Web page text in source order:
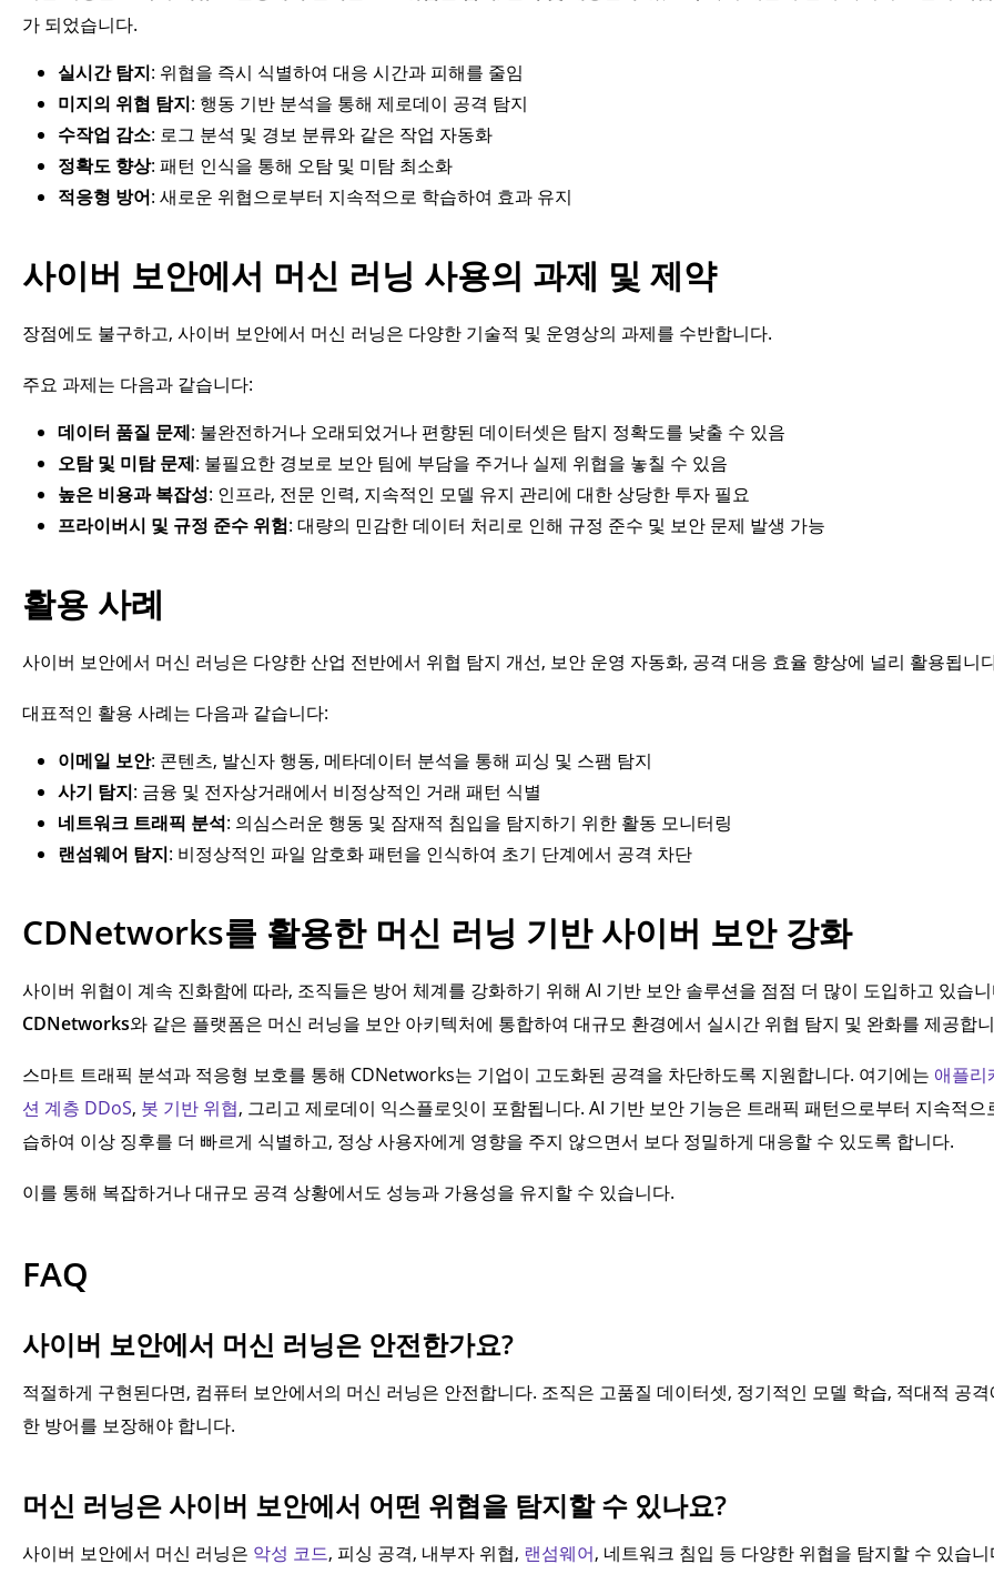
가 되었습니다.
실시간 탐지: 위협을 즉시 식별하여 대응 시간과 피해를 줄임
미지의 위협 탐지: 행동 기반 분석을 통해 제로데이 공격 탐지
수작업 감소: 로그 분석 및 경보 분류와 같은 작업 자동화
정확도 향상: 패턴 인식을 통해 오탐 및 미탐 최소화
적응형 방어: 새로운 위협으로부터 지속적으로 학습하여 효과 유지
사이버 보안에서 머신 러닝 사용의 과제 및 제약
장점에도 불구하고, 사이버 보안에서 머신 러닝은 다양한 기술적 및 운영상의 과제를 수반합니다.
주요 과제는 다음과 같습니다:
데이터 품질 문제: 불완전하거나 오래되었거나 편향된 데이터셋은 탐지 정확도를 낮출 수 있음
오탐 및 미탐 문제: 불필요한 경보로 보안 팀에 부담을 주거나 실제 위협을 놓칠 수 있음
높은 비용과 복잡성: 인프라, 전문 인력, 지속적인 모델 유지 관리에 대한 상당한 투자 필요
프라이버시 및 규정 준수 위험: 대량의 민감한 데이터 처리로 인해 규정 준수 및 보안 문제 발생 가능
활용 사례
사이버 보안에서 머신 러닝은 다양한 산업 전반에서 위협 탐지 개선, 보안 운영 자동화, 공격 대응 효율 향상에 널리 활용됩니
대표적인 활용 사례는 다음과 같습니다:
이메일 보안: 콘텐츠, 발신자 행동, 메타데이터 분석을 통해 피싱 및 스팸 탐지
사기 탐지: 금융 및 전자상거래에서 비정상적인 거래 패턴 식별
네트워크 트래픽 분석: 의심스러운 행동 및 잠재적 침입을 탐지하기 위한 활동 모니터링
랜섬웨어 탐지: 비정상적인 파일 암호화 패턴을 인식하여 초기 단계에서 공격 차단
CDNetworks를 활용한 머신 러닝 기반 사이버 보안 강화
사이버 위협이 계속 진화함에 따라, 조직들은 방어 체계를 강화하기 위해 AI 기반 보안 솔루션을 점점 더 많이 도입하고 있습
CDNetworks와 같은 플랫폼은 머신 러닝을 보안 아키텍처에 통합하여 대규모 환경에서 실시간 위협 탐지 및 완화를 제공합
스마트 트래픽 분석과 적응형 보호를 통해 CDNetworks는 기업이 고도화된 공격을 차단하도록 지원합니다. 여기에는 애플리
션 계층 DDoS, 봇 기반 위협, 그리고 제로데이 익스플로잇이 포함됩니다. AI 기반 보안 기능은 트래픽 패턴으로부터 지속적으
습하여 이상 징후를 더 빠르게 식별하고, 정상 사용자에게 영향을 주지 않으면서 보다 정밀하게 대응할 수 있도록 합니다.
이를 통해 복잡하거나 대규모 공격 상황에서도 성능과 가용성을 유지할 수 있습니다.
FAQ
사이버 보안에서 머신 러닝은 안전한가요?
적절하게 구현된다면, 컴퓨터 보안에서의 머신 러닝은 안전합니다. 조직은 고품질 데이터셋, 정기적인 모델 학습, 적대적 공격
한 방어를 보장해야 합니다.
머신 러닝은 사이버 보안에서 어떤 위협을 탐지할 수 있나요?
사이버 보안에서 머신 러닝은 악성 코드, 피싱 공격, 내부자 위협, 랜섬웨어, 네트워크 침입 등 다양한 위협을 탐지할 수 있습니